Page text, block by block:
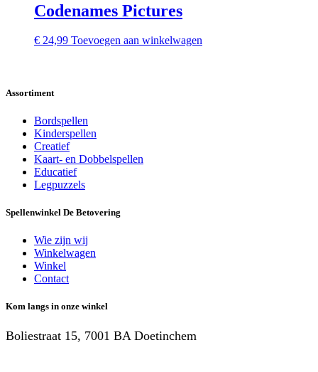
Codenames Pictures
€ 24,99 Toevoegen aan winkelwagen
Assortiment
Bordspellen
Kinderspellen
Creatief
Kaart- en Dobbelspellen
Educatief
Legpuzzels
Spellenwinkel De Betover​ing
Wie zijn wij
Winkelwagen
Winkel
Contact
Kom langs in onze winkel
Boliestraat 15, 7001 BA Doetinchem